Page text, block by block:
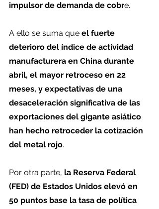
impulsor de demanda de cobre.
A ello se suma que el fuerte
deterioro del índice de actividad
manufacturera en China durante
abril, el mayor retroceso en 22
meses, y expectativas de una
desaceleración significativa de las
exportaciones del gigante asiático
han hecho retroceder la cotización
del metal rojo.
Por otra parte, la Reserva Federal
(FED) de Estados Unidos elevó en
50 puntos base la tasa de política